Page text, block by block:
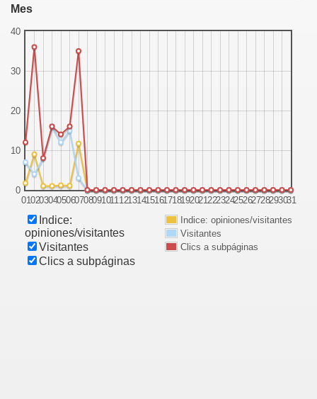
Mes
01020304050607080910111213141516171819202122232425262728293031
0
10
20
30
40
Indice: opiniones/visitantes
Visitantes
Clics a subpáginas
Indice:
opiniones/visitantes
Visitantes
Clics a subpáginas
consiga el Balón de Oro